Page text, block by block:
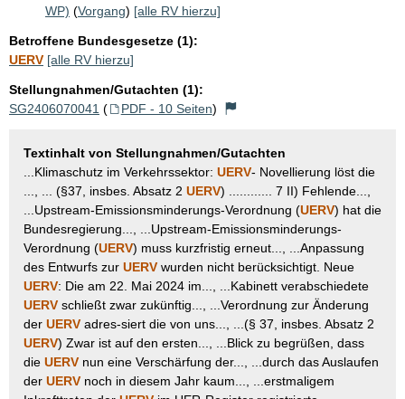
WP) (Vorgang) [alle RV hierzu]
Betroffene Bundesgesetze (1):
UERV [alle RV hierzu]
Stellungnahmen/Gutachten (1):
SG2406070041 ( PDF - 10 Seiten)
Textinhalt von Stellungnahmen/Gutachten
...Klimaschutz im Verkehrssektor: UERV- Novellierung löst die
..., ... (§37, insbes. Absatz 2 UERV) ............ 7 II) Fehlende...,
...Upstream-Emissionsminderungs-Verordnung (UERV) hat die
Bundesregierung..., ...Upstream-Emissionsminderungs-
Verordnung (UERV) muss kurzfristig erneut..., ...Anpassung
des Entwurfs zur UERV wurden nicht berücksichtigt. Neue
UERV: Die am 22. Mai 2024 im..., ...Kabinett verabschiedete
UERV schließt zwar zukünftig..., ...Verordnung zur Änderung
der UERV adres-siert die von uns..., ...(§ 37, insbes. Absatz 2
UERV) Zwar ist auf den ersten..., ...Blick zu begrüßen, dass
die UERV nun eine Verschärfung der..., ...durch das Auslaufen
der UERV noch in diesem Jahr kaum..., ...erstmaligem